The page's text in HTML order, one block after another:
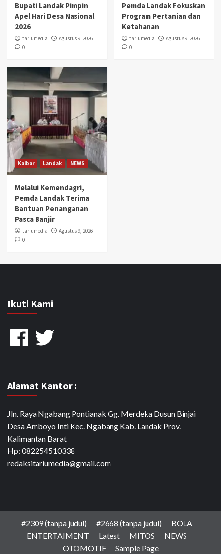
Bupati Landak Pimpin
Apel Hari Desa Nasional
2026
tariumedia
Agustus 9, 2026
0
Pemda Landak Fokuskan
Program Pertanian dan
Ketahanan
tariumedia
Agustus 9, 2026
0
Kalbar Landak NEWS
Melalui Kemendagri,
Pemda Landak Terima
Bantuan Penanganan
Pasca Banjir
tariumedia
Agustus 9, 2026
0
Ikuti Kami
FacebookTwitter
Alamat Kantor :
Jln. Raya Ngabang Pontianak Gg. Merdeka Dusun Binjai
Desa Amboyo Inti Kec. Ngabang Kab. Landak Prov.
Kalimantan Barat
Hp: 082254510338
redaksitariumedia@gmail.com
#2309 (tanpa judul) #2668 (tanpa judul)
BOLA
ENTERTAIMENT
Latest MITOS
NEWS
OTOMOTIF
Sample Page